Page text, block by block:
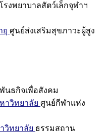
รงพยาบาลสัตว์เล็กจุฬาฯ
ยุ ศูนย์ส่งเสริมสุขภาวะผู้สูง
นธกิจเพื่อสังคม
าวิทยาลัย ศูนย์กีฬาแห่ง
วิทยาลัย ธรรมสถาน